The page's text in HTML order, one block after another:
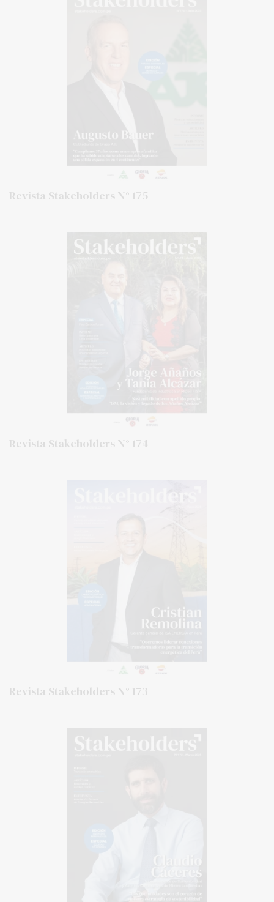
Revista Stakeholders N° 175
Revista Stakeholders N° 174
Revista Stakeholders N° 173